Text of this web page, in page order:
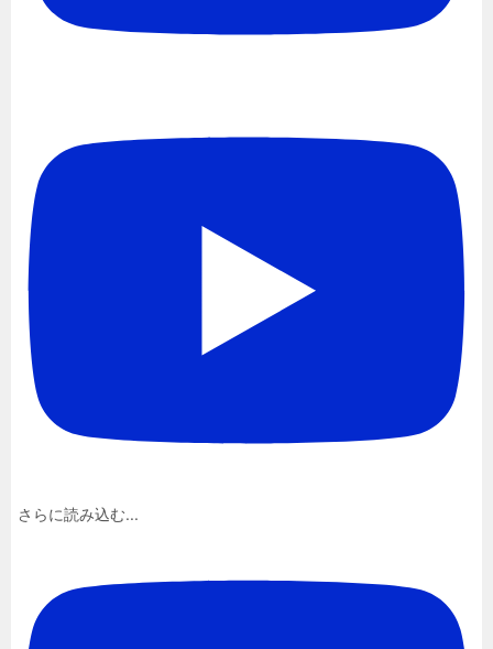
さらに読み込む...